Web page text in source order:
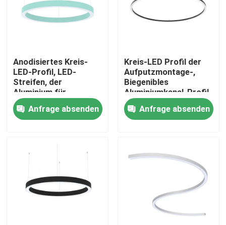
Qualitätskontrolle
Treten Sie mit uns in Verbindung
Angebrachtes LED-Oberflächenprofil
Vertiefte LED-Profil
Anodisiertes Kreis-
LED-Profil, LED-
Streifen, der
Aluminium für
Garderoben-Büro
unterbringt
Anfrage absenden
Kreis-LED Profil der
Aufputzmontage-,
Biegenibles
Aluminiumkanal-Profil
Soem
Anfrage absenden